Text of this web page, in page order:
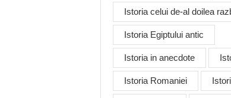
Istoria celui de-al doilea
Istoria Egiptului antic
Istoria in anecdote
Istoria Romaniei